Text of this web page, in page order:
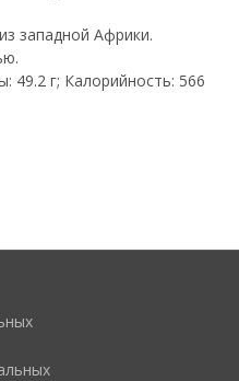
западной Африки.
49.2 г; Калорийность: 566